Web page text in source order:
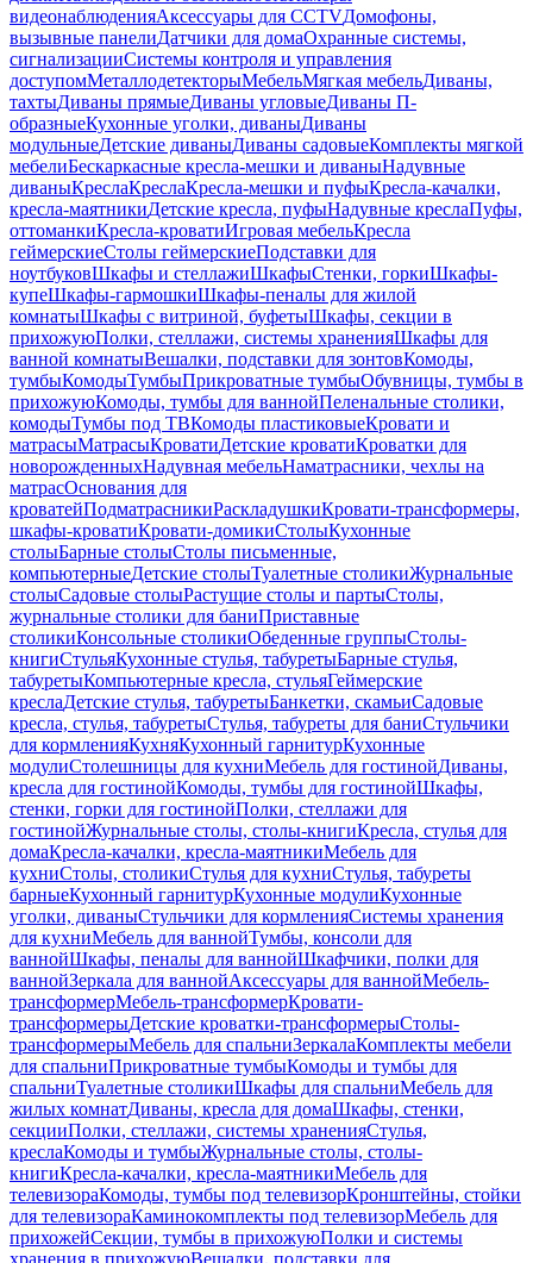
видеонаблюденияАксессуары для CCTVДомофоны,
вызывные панелиДатчики для домаОхранные системы,
сигнализацииСистемы контроля и управления
доступомМеталлодетекторыМебельМягкая мебельДиваны,
тахтыДиваны прямыеДиваны угловыеДиваны П-
образныеКухонные уголки, диваныДиваны
модульныеДетские диваныДиваны садовыеКомплекты мягкой
мебелиБескаркасные кресла-мешки и диваныНадувные
диваныКреслаКреслаКресла-мешки и пуфыКресла-качалки,
кресла-маятникиДетские кресла, пуфыНадувные креслаПуфы,
оттоманкиКресла-кроватиИгровая мебельКресла
геймерскиеСтолы геймерскиеПодставки для
ноутбуковШкафы и стеллажиШкафыСтенки, горкиШкафы-
купеШкафы-гармошкиШкафы-пеналы для жилой
комнатыШкафы с витриной, буфетыШкафы, секции в
прихожуюПолки, стеллажи, системы храненияШкафы для
ванной комнатыВешалки, подставки для зонтовКомоды,
тумбыКомодыТумбыПрикроватные тумбыОбувницы, тумбы в
прихожуюКомоды, тумбы для ваннойПеленальные столики,
комодыТумбы под ТВКомоды пластиковыеКровати и
матрасыМатрасыКроватиДетские кроватиКроватки для
новорожденныхНадувная мебельНаматрасники, чехлы на
матрасОснования для
кроватейПодматрасникиРаскладушкиКровати-трансформеры,
шкафы-кроватиКровати-домикиСтолыКухонные
столыБарные столыСтолы письменные,
компьютерныеДетские столыТуалетные столикиЖурнальные
столыСадовые столыРастущие столы и партыСтолы,
журнальные столики для баниПриставные
столикиКонсольные столикиОбеденные группыСтолы-
книгиСтульяКухонные стулья, табуретыБарные стулья,
табуретыКомпьютерные кресла, стульяГеймерские
креслаДетские стулья, табуретыБанкетки, скамьиСадовые
кресла, стулья, табуретыСтулья, табуреты для баниСтульчики
для кормленияКухняКухонный гарнитурКухонные
модулиСтолешницы для кухниМебель для гостинойДиваны,
кресла для гостинойКомоды, тумбы для гостинойШкафы,
стенки, горки для гостинойПолки, стеллажи для
гостинойЖурнальные столы, столы-книгиКресла, стулья для
домаКресла-качалки, кресла-маятникиМебель для
кухниСтолы, столикиСтулья для кухниСтулья, табуреты
барныеКухонный гарнитурКухонные модулиКухонные
уголки, диваныСтульчики для кормленияСистемы хранения
для кухниМебель для ваннойТумбы, консоли для
ваннойШкафы, пеналы для ваннойШкафчики, полки для
ваннойЗеркала для ваннойАксессуары для ваннойМебель-
трансформерМебель-трансформерКровати-
трансформерыДетские кроватки-трансформерыСтолы-
трансформерыМебель для спальниЗеркалаКомплекты мебели
для спальниПрикроватные тумбыКомоды и тумбы для
спальниТуалетные столикиШкафы для спальниМебель для
жилых комнатДиваны, кресла для домаШкафы, стенки,
секцииПолки, стеллажи, системы храненияСтулья,
креслаКомоды и тумбыЖурнальные столы, столы-
книгиКресла-качалки, кресла-маятникиМебель для
телевизораКомоды, тумбы под телевизорКронштейны, стойки
для телевизораКаминокомплекты под телевизорМебель для
прихожейСекции, тумбы в прихожуюПолки и системы
хранения в прихожуюВешалки, подставки для